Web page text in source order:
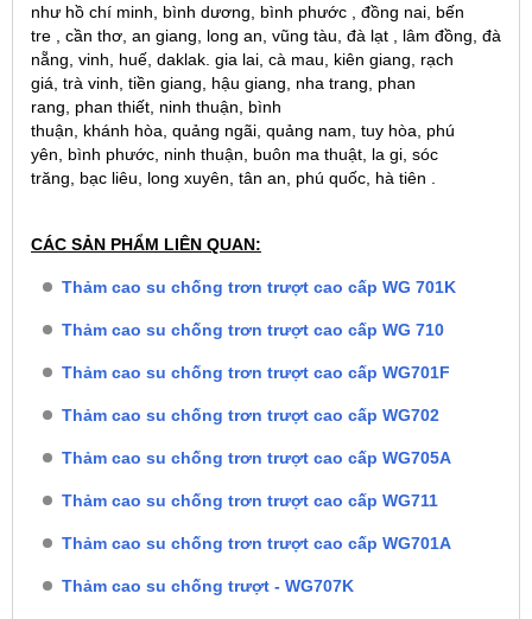
như hồ chí minh, bình dương, bình phước , đồng nai, bến
tre , cần thơ, an giang, long an, vũng tàu, đà lạt , lâm đồng, đà
nẵng, vinh, huế, daklak. gia lai, cà mau, kiên giang, rạch
giá, trà vinh, tiền giang, hậu giang, nha trang, phan
rang, phan thiết, ninh thuận, bình
thuận, khánh hòa, quảng ngãi, quảng nam, tuy hòa, phú
yên, bình phước, ninh thuận, buôn ma thuật, la gi, sóc
trăng, bạc liêu, long xuyên, tân an, phú quốc, hà tiên .
CÁC SẢN PHẨM LIÊN QUAN:
Thảm cao su chống trơn trượt cao cấp WG 701K
Thảm cao su chống trơn trượt cao cấp WG 710
Thảm cao su chống trơn trượt cao cấp WG701F
Thảm cao su chống trơn trượt cao cấp WG702
Thảm cao su chống trơn trượt cao cấp WG705A
Thảm cao su chống trơn trượt cao cấp WG711
Thảm cao su chống trơn trượt cao cấp WG701A
Thảm cao su chống trượt - WG707K